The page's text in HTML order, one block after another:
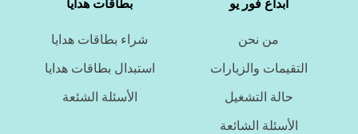
من نحن
التقيمات والزيارات
حالة التشغيل
الأسئلة الشائعة
شراء بطاقات هدايا
استبدال بطاقات هدايا
الأسئلة الشئعة
ما نوع الملف؟